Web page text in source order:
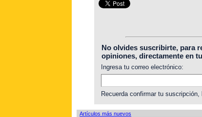
No olvides suscribirte, para
opiniones, directamente en
Ingresa tu correo electrónico:
Recuerda confirmar tu
Artículos más nuevos